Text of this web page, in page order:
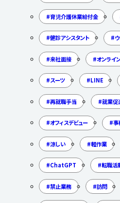
育児介護休業給付金
健診アシスタント
来社面接 オンライ
スーツ LINE
再就職手当 就業促
オフィスデビュー 事
涼しい 軽作業
ChatGPT 転職活
禁止業務 訪問